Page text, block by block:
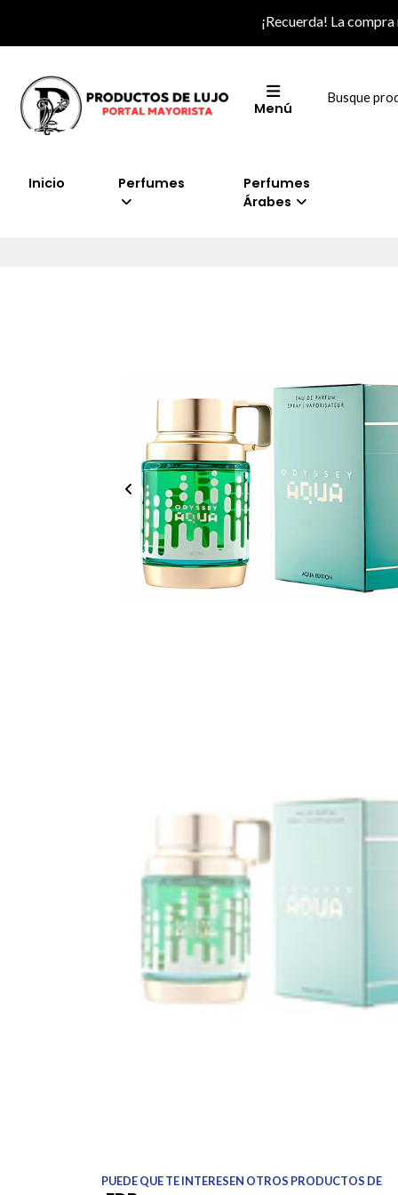
¡Recuerda! La
Menú
Inicio Perfumes
Perfumes
Árabes
PUEDE QUE TE INTERESEN OTROS PRODUCTOS DE